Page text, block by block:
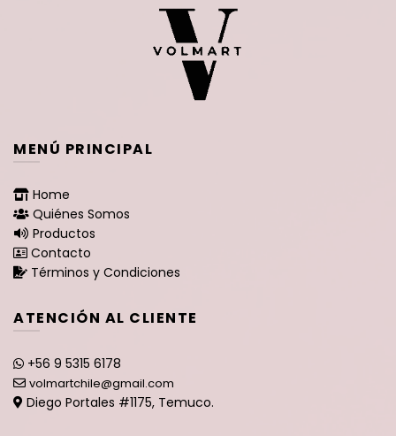
MENÚ PRINCIPAL
Home
Quiénes Somos
Productos
Contacto
Términos y Condiciones
ATENCIÓN AL CLIENTE
+56 9 5315 6178
volmartchile@gmail.com
Diego Portales #1175, Temuco.